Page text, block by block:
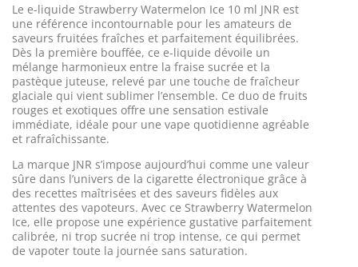
Le e-liquide Strawberry Watermelon Ice 10 ml JNR est
une référence incontournable pour les amateurs de
saveurs fruitées fraîches et parfaitement équilibrées.
Dès la première bouffée, ce e-liquide dévoile un
mélange harmonieux entre la fraise sucrée et la
pastèque juteuse, relevé par une touche de fraîcheur
glaciale qui vient sublimer l’ensemble. Ce duo de fruits
rouges et exotiques offre une sensation estivale
immédiate, idéale pour une vape quotidienne agréable
et rafraîchissante.
La marque JNR s’impose aujourd’hui comme une valeur
sûre dans l’univers de la cigarette électronique grâce à
des recettes maîtrisées et des saveurs fidèles aux
attentes des vapoteurs. Avec ce Strawberry Watermelon
Ice, elle propose une expérience gustative parfaitement
calibrée, ni trop sucrée ni trop intense, ce qui permet
de vapoter toute la journée sans saturation.